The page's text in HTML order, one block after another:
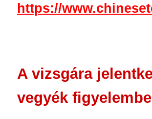
https://
A vizsgára
vegyék